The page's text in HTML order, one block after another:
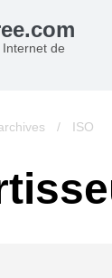
de
/ ISO